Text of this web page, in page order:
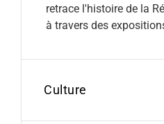
retrace l'histoire de la
à travers des
Culture